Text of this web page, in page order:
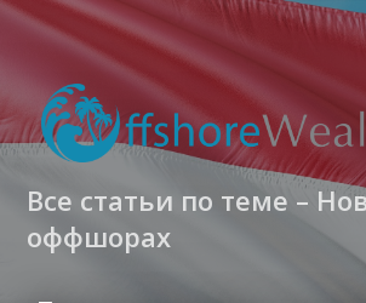
Все статьи по теме –
оффшорах